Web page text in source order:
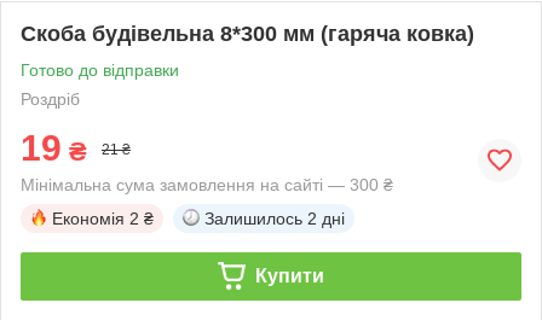
Скоба будівельна 8*300 мм (гаряча ковка)
Готово до відправки
Роздріб
19 ₴ 21 ₴
Мінімальна сума замовлення на сайті — 300 ₴
Економія 2 ₴ Залишилось 2 дні
Купити